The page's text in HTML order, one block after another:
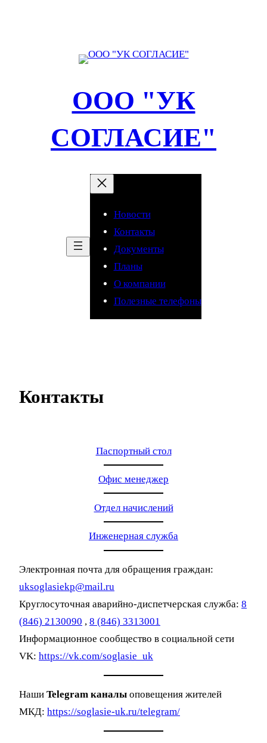
ООО "УК
СОГЛАСИЕ"
Новости
Контакты
Документы
Планы
О компании
Полезные телефоны
Контакты
Паспортный стол
Офис менеджер
Отдел начислений
Инженерная служба
Электронная почта для обращения граждан:
uksoglasiekp@mail.ru
Круглосуточная аварийно-диспетчерская служба: 8
(846) 2130090 , 8 (846) 3313001
Информационное сообщество в социальной сети
VK: https://vk.com/soglasie_uk
Наши Telegram каналы оповещения жителей
МКД: https://soglasie-uk.ru/telegram/